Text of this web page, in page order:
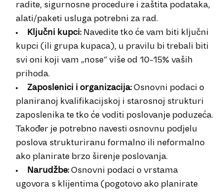
radite, sigurnosne procedure i zaštita podataka,
alati/paketi usluga potrebni za rad.
Ključni kupci: Navedite tko će vam biti ključni
kupci (ili grupa kupaca), u pravilu bi trebali biti
svi oni koji vam „nose“ više od 10-15% vaših
prihoda.
Zaposlenici i organizacija: Osnovni podaci o
planiranoj kvalifikacijskoj i starosnoj strukturi
zaposlenika te tko će voditi poslovanje poduzeća.
Također je potrebno navesti osnovnu podjelu
poslova strukturiranu formalno ili neformalno
ako planirate brzo širenje poslovanja.
Narudžbe: Osnovni podaci o vrstama
ugovora s klijentima (pogotovo ako planirate